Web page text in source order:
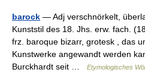
barock — Adj verschnörkelt,
Kunststil des 18. Jhs. erw. fach.
frz. baroque bizarr, grotesk , das
Kunstwerke angewandt werden
Burckhardt seit …
Etymologisches